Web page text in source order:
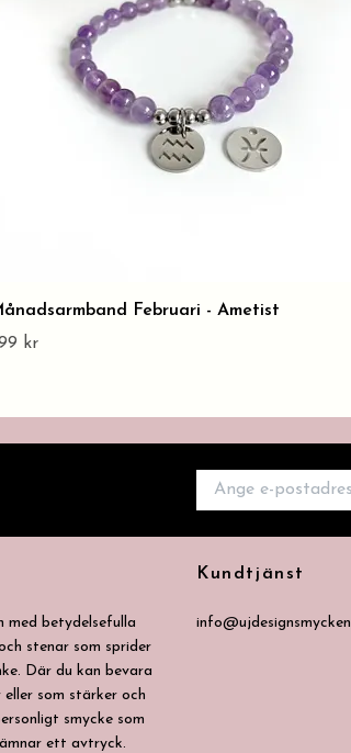
Februari - Ametist
kr
med betydelsefulla
stenar som sprider
Där du kan bevara
eller som stärker och
smycke som
ett avtryck.
Kundtjänst
info@ujdesignsmycken